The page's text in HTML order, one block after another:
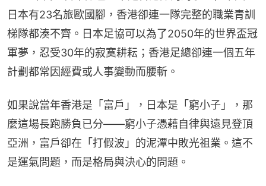
日本有23名旅歐國腳，香港卻連一隊完整的職業青訓
梯隊都湊不齊。日本足協可以為了2050年的世界盃冠
軍夢，忍受30年的寂寞耕耘；香港足總卻連一個五年
計劃都常因經費或人事變動而腰斬。
如果說當年香港是「富戶」，日本是「窮小子」，那
麼這場長跑勝負已分——窮小子憑藉自律與遠見登頂
亞洲，富戶卻在「打假波」的泥潭中敗光祖業。這不
是運氣問題，而是格局與決心的問題。